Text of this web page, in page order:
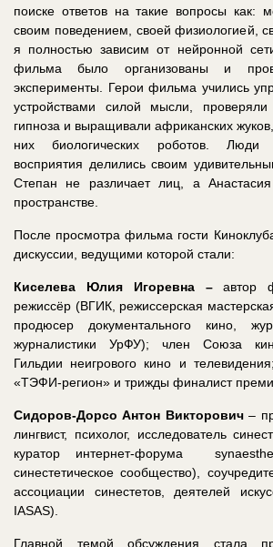
поиске ответов на такие вопросы как:
своим поведением, своей физиологией,
я полностью зависим от нейронной
фильма было организованы и
эксперименты. Герои фильма учились
устройствами силой мысли,
гипноза и выращивали африканских
них биологических роботов. Люди
восприятия делились своим
Степан не различает лиц, а
пространстве.
После просмотра фильма гости
дискуссии, ведущими которой стали:
Киселева Юлия Игоревна –автор
режиссёр (ВГИК, режиссерская
продюсер документального кино,
журналистики УрФУ); член Союза
Гильдии неигрового кино и
«ТЭФИ-регион» и трижды финалист
Сидоров-Дорсо Антон Викторович–
лингвист, психолог, исследователь
куратор интернет-форума
синестетическое сообщество),
ассоциации синестетов, деятелей
IASAS).
Главной темой обсуждения стала